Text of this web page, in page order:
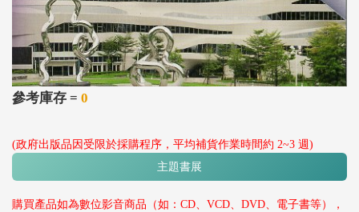
參考庫存 = 0
(政府出版品因受限於採購程序，平均補貨作業時間約 2~3 週)
主題書展
購買產品如為數位影音商品（如：CD、VCD、DVD、電子書等），